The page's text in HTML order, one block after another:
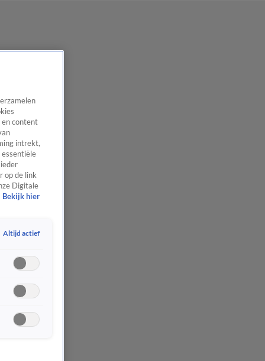
en content
intrekt,
op de link
Digitale
Bekijk hier
Altijd actief